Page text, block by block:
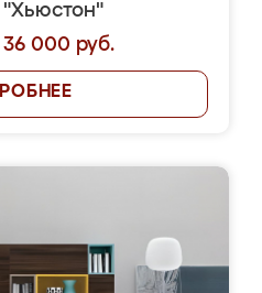
"Хьюстон"
36 000 руб.